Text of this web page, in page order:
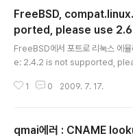
FreeBSD,
ported, please use
FreeBSD에서 포트로 리눅스
e: 2.4.2 is not supported,
면 된다.
1 0 2009. 7. 17.
qmai에러 : CNAME